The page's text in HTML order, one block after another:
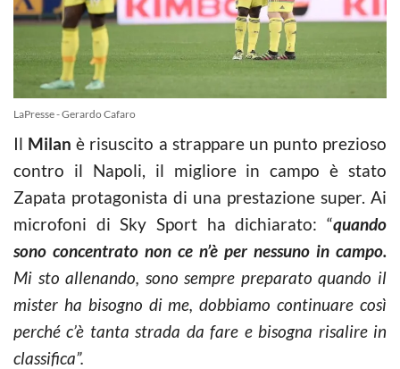
LaPresse - Gerardo Cafaro
Il Milan è risuscito a strappare un punto prezioso
contro il Napoli, il migliore in campo è stato
Zapata protagonista di una prestazione super. Ai
microfoni di Sky Sport ha dichiarato: “quando
sono concentrato non ce n’è per nessuno in campo.
Mi sto allenando, sono sempre preparato quando il
mister ha bisogno di me, dobbiamo continuare così
perché c’è tanta strada da fare e bisogna risalire in
classifica”.